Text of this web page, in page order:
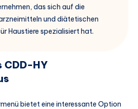
das sich auf die
und diätetischen
Haustiere spezialisiert hat.
CDD-HY
bietet eine interessante Option